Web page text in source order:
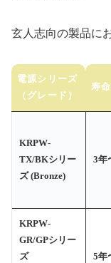
玄人志向の製品に
電源シリーズ
（グレード）
寿
KRPW-
TX/BKシリー
ズ (Bronze)
3年
KRPW-
GR/GPシリー
ズ
5年